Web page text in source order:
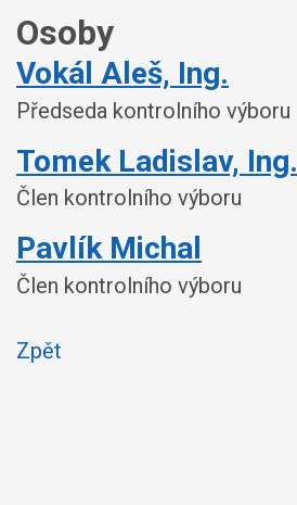
Osoby
Vokál Aleš, Ing.
Předseda kontrolního výboru
Tomek Ladislav, Ing.
Člen kontrolního výboru
Pavlík Michal
Člen kontrolního výboru
Zpět